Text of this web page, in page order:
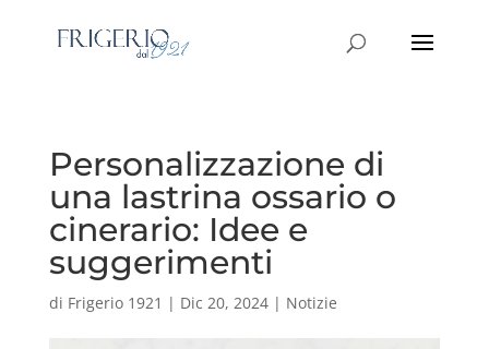
Personalizzazione di
una lastrina ossario o
cinerario: Idee e
suggerimenti
di Frigerio 1921 | Dic 20, 2024| Notizie